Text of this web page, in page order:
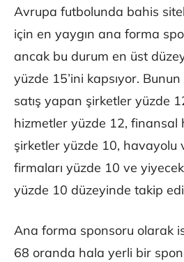
Avrupa futbolunda bahis
için en yaygın ana forma
ancak bu durum en üst
yüzde 15’ini kapsıyor.
satış yapan şirketler yüzde
hizmetler yüzde 12, finansal
şirketler yüzde 10, havayolu
firmaları yüzde 10 ve
yüzde 10 düzeyinde takip
Ana forma sponsoru olarak
68 oranda hala yerli bir